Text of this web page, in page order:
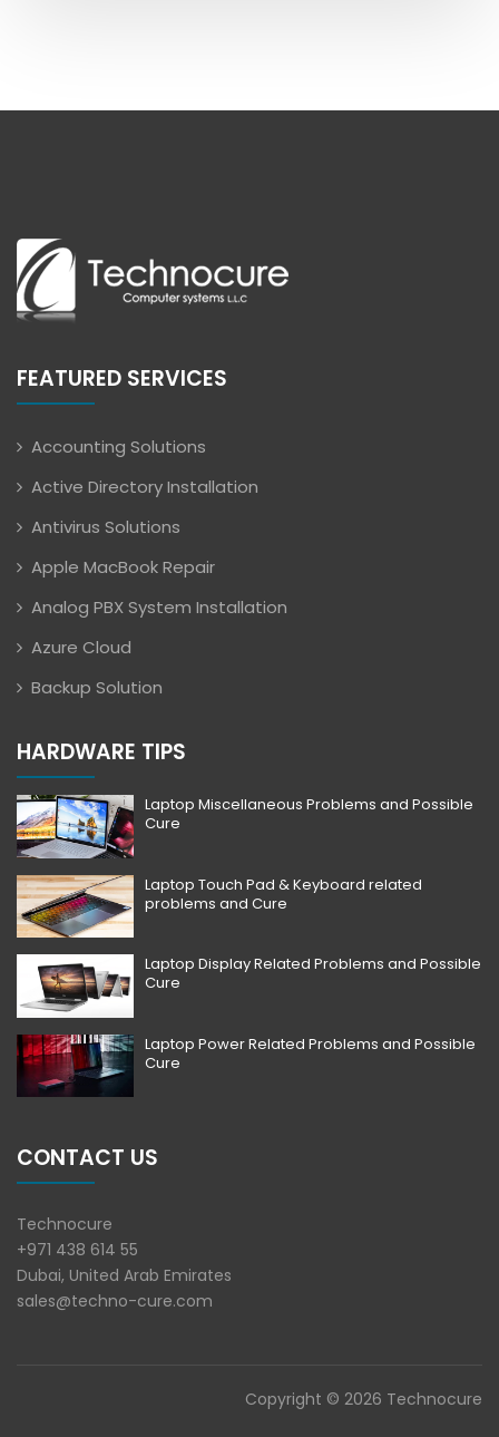
FEATURED SERVICES
Accounting Solutions
Active Directory Installation
Antivirus Solutions
Apple MacBook Repair
Analog PBX System Installation
Azure Cloud
Backup Solution
HARDWARE TIPS
Laptop Miscellaneous Problems and Possible
Cure
Laptop Touch Pad & Keyboard related
problems and Cure
Laptop Display Related Problems and Possible
Cure
Laptop Power Related Problems and Possible
Cure
CONTACT US
Technocure
+971 438 614 55
Dubai, United Arab Emirates
sales@techno-cure.com
Copyright © 2026 Technocure